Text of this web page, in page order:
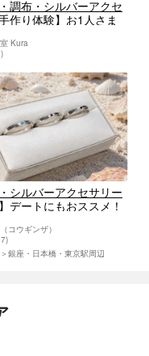
・調布・シルバーアクセ
作り体験】お1人さま
Kura
10位
・シルバーアクセサリー
デートにもおススメ！
験
コウギンザ）
銀座・日本橋・東京駅周辺